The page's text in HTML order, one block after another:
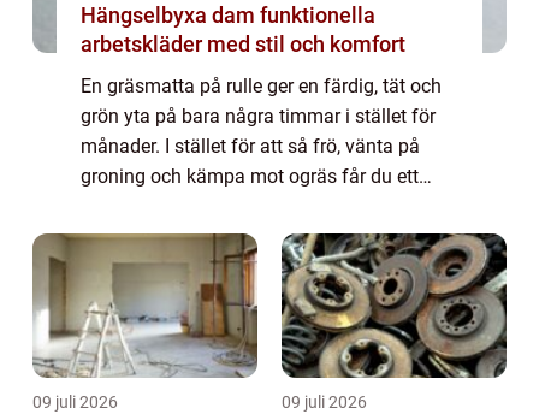
Hängselbyxa dam funktionella
arbetskläder med stil och komfort
En gräsmatta på rulle ger en färdig, tät och
grön yta på bara några timmar i stället för
månader. I stället för att så frö, vänta på
groning och kämpa mot ogräs får du ett
matta. För många villaägare, bost...
09 juli 2026 09 juli 2026